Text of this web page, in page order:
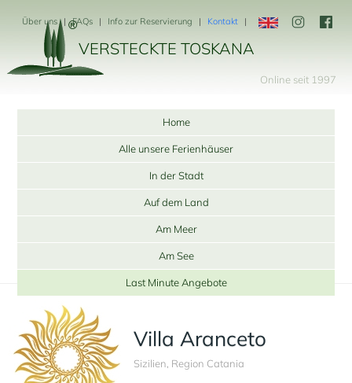
VERSTECKTE TOSKANA
Über uns FAQs Info zur Reservierung Kontakt
Online seit 1997
Home
Alle unsere Ferienhäuser
In der Stadt
Auf dem Land
Am Meer
Am See
Last Minute Angebote
Villa Aranceto
Sizilien, Region Catania